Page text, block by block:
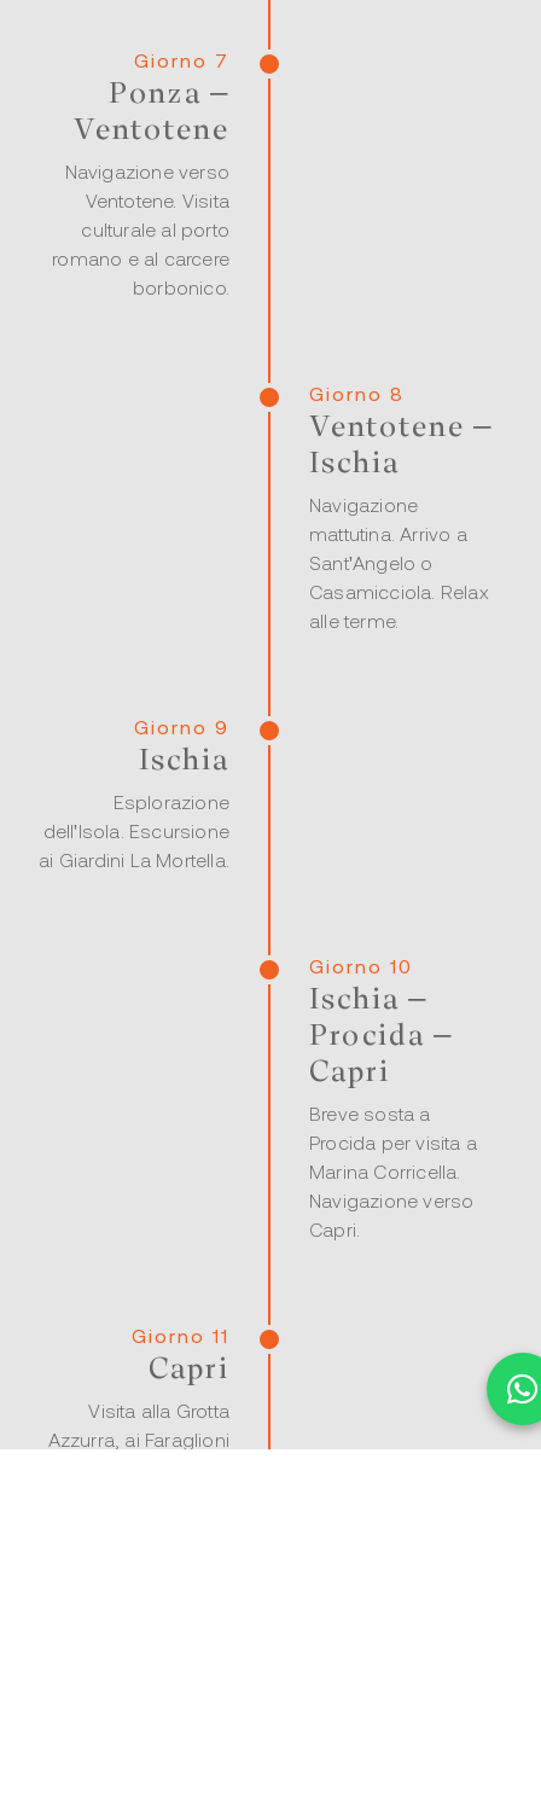
Giorno 7
Ponza –
Ventotene
Navigazione verso
Ventotene. Visita
culturale al porto
romano e al carcere
borbonico.
Giorno 8
Ventotene –
Ischia
Navigazione
mattutina. Arrivo a
Sant'Angelo o
Casamicciola. Relax
alle terme.
Giorno 9
Ischia
Esplorazione
dell'Isola. Escursione
ai Giardini La Mortella.
Giorno 10
Ischia –
Procida –
Capri
Breve sosta a
Procida per visita a
Marina Corricella.
Navigazione verso
Capri.
Giorno 11
Capri
Visita alla Grotta
Azzurra, ai Faraglioni